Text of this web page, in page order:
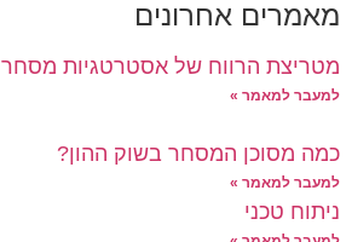
מאמרים אחרונים
מטריצת הרווח של אסטרטגיות מסחר
למעבר למאמר »
כמה מסוכן המסחר בשוק ההון?
למעבר למאמר »
ניתוח טכני